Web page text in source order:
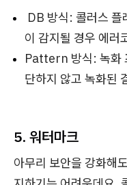
DB 방식: 콜러스 플
이 감지될 경우 에러
Pattern 방식: 녹화
단하지 않고 녹화된
5. 워터마크
아무리 보안을 강화해